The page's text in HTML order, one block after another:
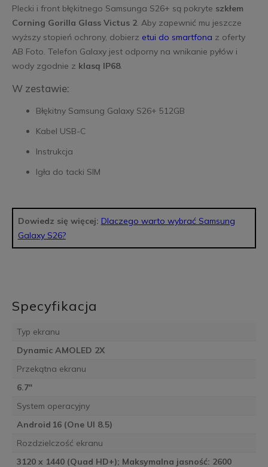
Plecki i front błękitnego Samsunga S26+ są pokryte szkłem
Corning Gorilla Glass Victus 2. Aby zapewnić mu jeszcze
wyższy stopień ochrony, dobierz etui do smartfona z oferty
AB Foto. Telefon Galaxy jest odporny na wnikanie pyłów i
wody zgodnie z klasą IP68.
W zestawie:
Błękitny Samsung Galaxy S26+ 512GB
Kabel USB-C
Instrukcja
Igła do tacki SIM
Dowiedz się więcej: Dlaczego warto wybrać Samsung
Galaxy S26?
Specyfikacja
Typ ekranu
Dynamic AMOLED 2X
Przekątna ekranu
6.7"
System operacyjny
Android 16 (One UI 8.5)
Rozdzielczość ekranu
3120 x 1440 (Quad HD+); Maksymalna jasność: 2600